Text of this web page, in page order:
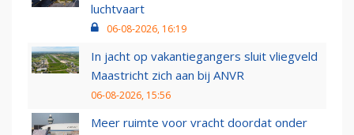
luchtvaart
06-08-2026, 16:19
In jacht op vakantiegangers sluit vliegveld
Maastricht zich aan bij ANVR
06-08-2026, 15:56
Meer ruimte voor vracht doordat onder